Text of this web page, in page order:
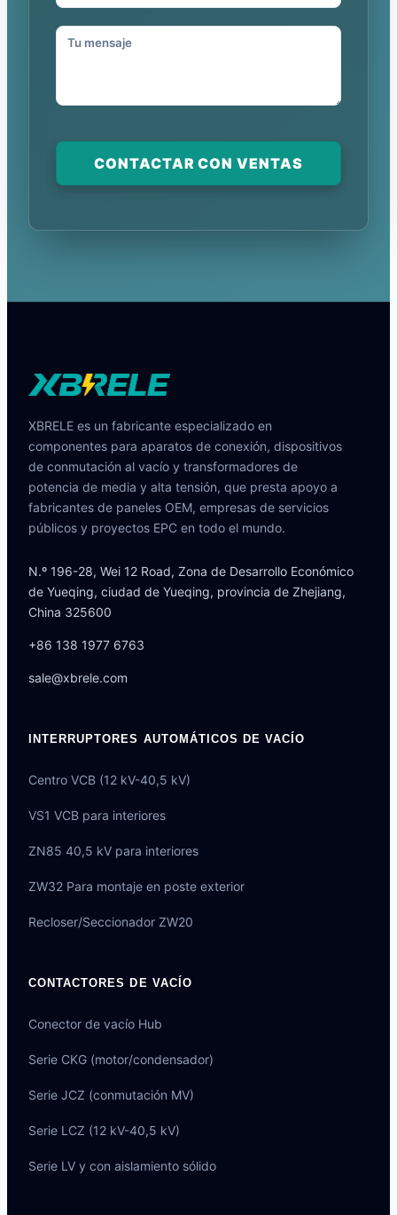
CONTACTAR CON VENTAS
XBRELE es un fabricante especializado en
componentes para aparatos de conexión, dispositivos
de conmutación al vacío y transformadores de
potencia de media y alta tensión, que presta apoyo a
fabricantes de paneles OEM, empresas de servicios
públicos y proyectos EPC en todo el mundo.
N.º 196-28, Wei 12 Road, Zona de Desarrollo Económico
de Yueqing, ciudad de Yueqing, provincia de Zhejiang,
China 325600
+86 138 1977 6763
sale@xbrele.com
INTERRUPTORES AUTOMÁTICOS DE VACÍO
Centro VCB (12 kV-40,5 kV)
VS1 VCB para interiores
ZN85 40,5 kV para interiores
ZW32 Para montaje en poste exterior
Recloser/Seccionador ZW20
CONTACTORES DE VACÍO
Conector de vacío Hub
Serie CKG (motor/condensador)
Serie JCZ (conmutación MV)
Serie LCZ (12 kV-40,5 kV)
Serie LV y con aislamiento sólido